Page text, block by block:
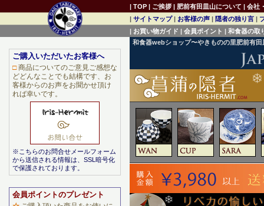
和食器webショップ〜やきものの里肥前有
ご購入いただいたお客様へ
□商品についてのご意見ご感想な
どどんなことでも結構です、お
客様からのお声をお聞かせ頂け
れば幸いです。
※こちらのお問合せメールフォーム
から送信される情報は、SSL暗号化
で保護されております。
会員ポイントのプレゼント
| TOP | ご挨拶 | 肥前有田皿山について | 会社
| サイトマップ| お客様の声 | 隠者の独り言 |
| お買い物ガイド | 会員ポイント | 和食器の取